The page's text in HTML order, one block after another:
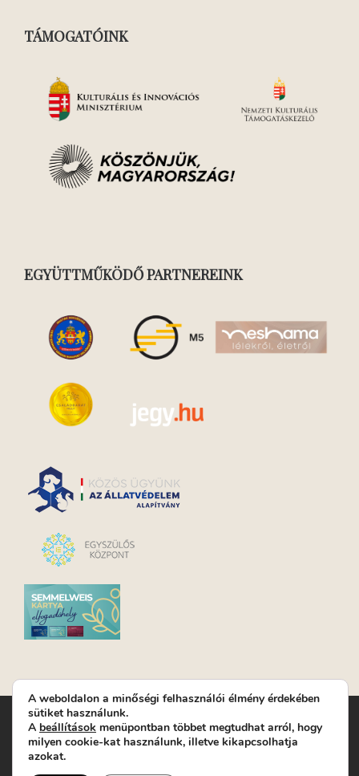
TÁMOGATÓINK
EGYÜTTMŰKÖDŐ PARTNEREINK
Turay Ida Színház Közhasznú Nonprofit Kft. | Működési
helyszín: Turay Ida Színház 1089 Budapest, Kálvária tér 6. |
Levelezési cím: 1089 Budapest, Kálvária tér 14. | Titkárság:
A weboldalon a minőségi felhasználói élmény érdekében
sütiket használunk.
A beállítások menüpontban többet megtudhat arról, hogy
milyen cookie-kat használunk, illetve kikapcsolhatja
azokat.